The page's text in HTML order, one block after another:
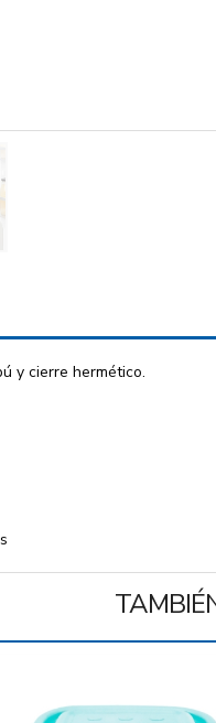
y cierre hermético.